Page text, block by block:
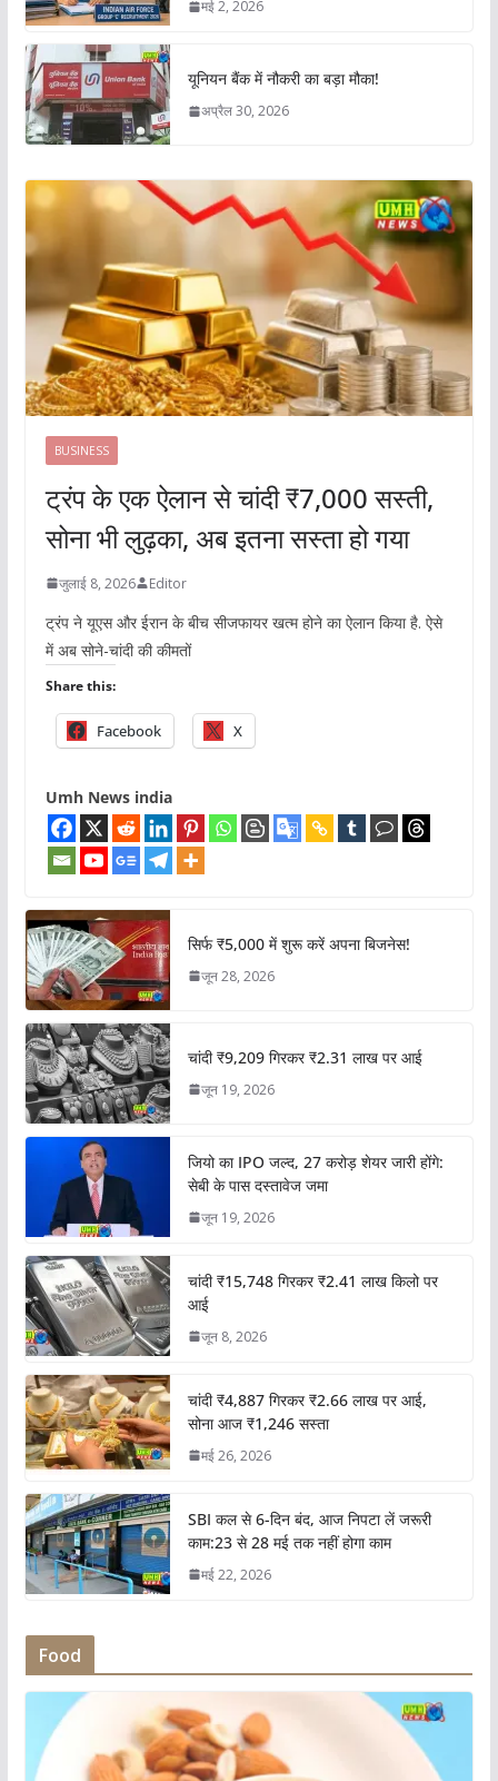
मई 2, 2026
यूनियन बैंक में नौकरी का बड़ा मौका!
अप्रैल 30, 2026
BUSINESS
ट्रंप के एक ऐलान से चांदी ₹7,000 सस्ती,
सोना भी लुढ़का, अब इतना सस्ता हो गया
जुलाई 8, 2026 Editor
ट्रंप ने यूएस और ईरान के बीच सीजफायर खत्म होने का ऐलान किया है. ऐसे
में अब सोने-चांदी की कीमतों
Share this:
Facebook X
Umh News india
सिर्फ ₹5,000 में शुरू करें अपना बिजनेस!
जून 28, 2026
चांदी ₹9,209 गिरकर ₹2.31 लाख पर आई
जून 19, 2026
जियो का IPO जल्द, 27 करोड़ शेयर जारी होंगे:
सेबी के पास दस्तावेज जमा
जून 19, 2026
चांदी ₹15,748 गिरकर ₹2.41 लाख किलो पर
आई
जून 8, 2026
चांदी ₹4,887 गिरकर ₹2.66 लाख पर आई,
सोना आज ₹1,246 सस्ता
मई 26, 2026
SBI कल से 6-दिन बंद, आज निपटा लें जरूरी
काम:23 से 28 मई तक नहीं होगा काम
मई 22, 2026
Food